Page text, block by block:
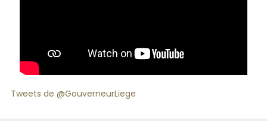
Tweets de @GouverneurLiege